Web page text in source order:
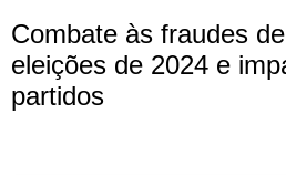
Combate às fraudes
eleições de 2024 e
partidos